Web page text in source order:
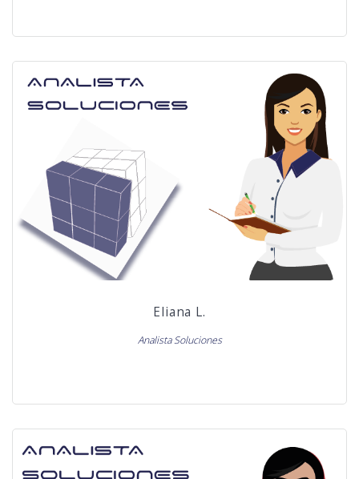
Eliana L.
Analista Soluciones